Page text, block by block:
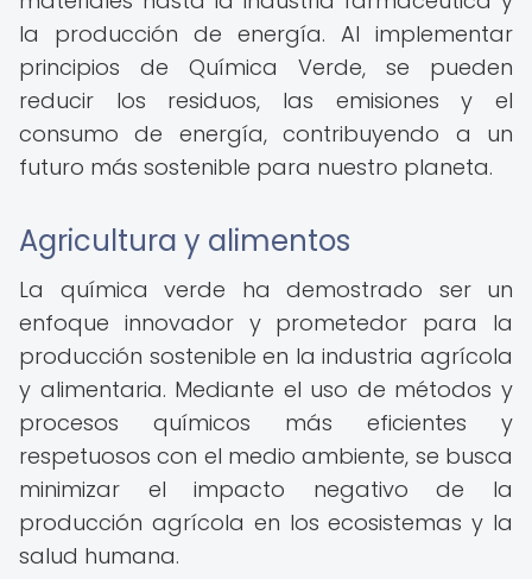
la producción de energía. Al implementar
principios de Química Verde, se pueden
reducir los residuos, las emisiones y el
consumo de energía, contribuyendo a un
futuro más sostenible para nuestro planeta.
Agricultura y alimentos
La química verde ha demostrado ser un
enfoque innovador y prometedor para la
producción sostenible en la industria agrícola
y alimentaria. Mediante el uso de métodos y
procesos químicos más eficientes y
respetuosos con el medio ambiente, se busca
minimizar el impacto negativo de la
producción agrícola en los ecosistemas y la
salud humana.